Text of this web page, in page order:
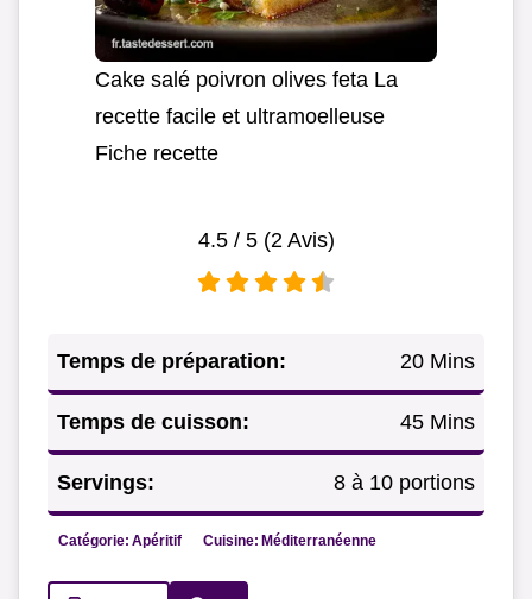
Cake salé poivron olives feta La
recette facile et ultramoelleuse
Fiche recette
4.5/ 5 (2Avis)
Temps de préparation: 20 Mins
Temps de cuisson: 45 Mins
Servings: 8 à 10 portions
Catégorie: Apéritif Cuisine: Méditerranéenne